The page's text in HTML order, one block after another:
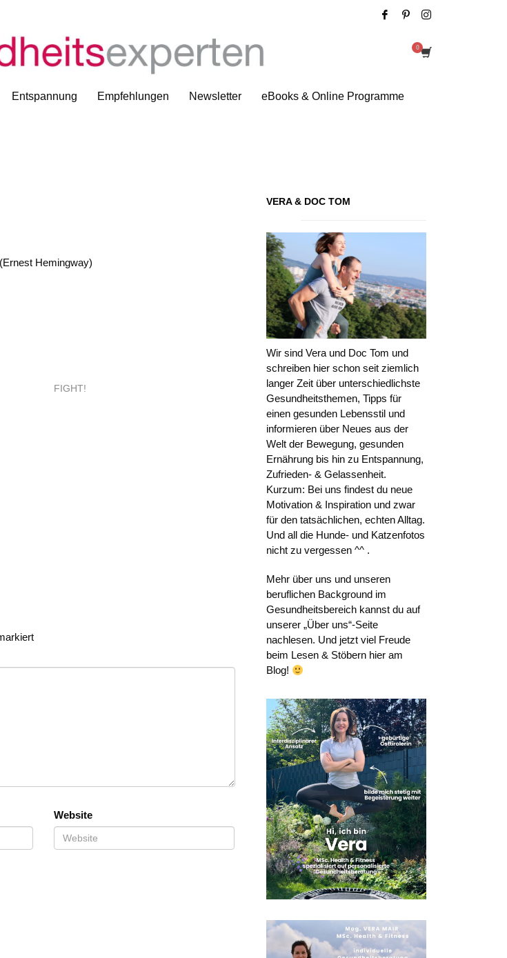
Entspannung Empfehlungen Newsletter eBooks & Online Programme
Zitat des Tages
Hemingway)
FIGHT!
Website
VERA & DOC TOM
Wir sind Vera und Doc Tom und
schreiben hier schon seit ziemlich
langer Zeit über unterschiedlichste
Gesundheitsthemen, Tipps für
einen gesunden Lebensstil und
informieren über Neues aus der
Welt der Bewegung, gesunden
Ernährung bis hin zu Entspannung,
Zufrieden- & Gelassenheit.
Kurzum: Bei uns findest du neue
Motivation & Inspiration und zwar
für den tatsächlichen, echten Alltag.
Und all die Hunde- und Katzenfotos
nicht zu vergessen ^^ .
Mehr über uns und unseren
beruflichen Background im
Gesundheitsbereich kannst du auf
unserer „Über uns“-Seite
nachlesen. Und jetzt viel Freude
beim Lesen & Stöbern hier am
Blog!